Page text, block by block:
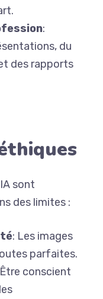
:
du
des rapports
sont
des limites :
: Les images
parfaites.
conscient